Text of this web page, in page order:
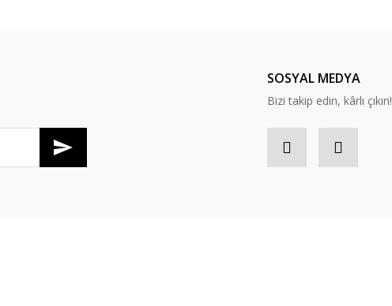
SOSYAL MEDYA
Bizi takip edin, kârlı çıkın!